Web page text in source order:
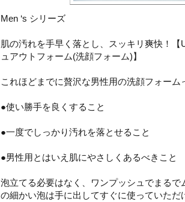
Men ‘s シリーズ
肌の汚れを手早く落とし、スッキリ爽快！
ュアウトフォーム(洗顔フォーム)】
これほどまでに贅沢な男性用の洗顔フォーム
●使い勝手を良くすること
●一度でしっかり汚れを落とせること
●男性用とはいえ肌にやさしくあるべきこと
泡立てる必要はなく、ワンプッシュでまるで
の細かい泡は手に出してすぐに使っていただ